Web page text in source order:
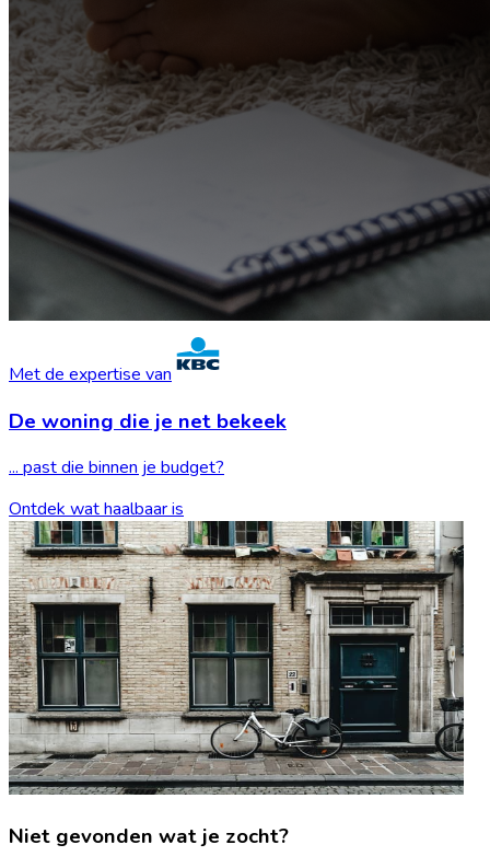
Met de expertise van
De woning die je net bekeek
... past die binnen je budget?
Ontdek wat haalbaar is
Niet gevonden wat je zocht?